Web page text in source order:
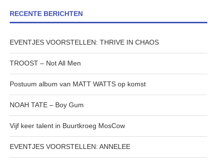
RECENTE BERICHTEN
EVENTJES VOORSTELLEN: THRIVE IN CHAOS
TROOST – Not All Men
Postuum album van MATT WATTS op komst
NOAH TATE – Boy Gum
Vijf keer talent in Buurtkroeg MosCow
EVENTJES VOORSTELLEN: ANNELEE